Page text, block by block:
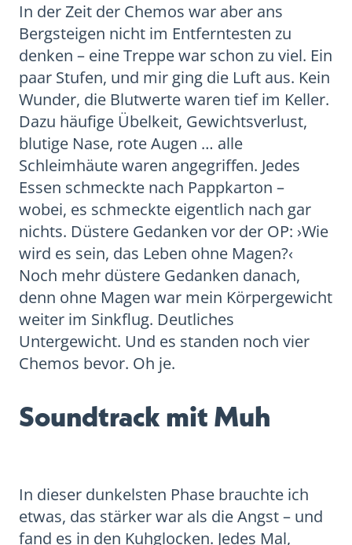
In der Zeit der Chemos war aber ans
Bergsteigen nicht im Entferntesten zu
denken – eine Treppe war schon zu viel. Ein
paar Stufen, und mir ging die Luft aus. Kein
Wunder, die Blutwerte waren tief im Keller.
Dazu häufige Übelkeit, Gewichtsverlust,
blutige Nase, rote Augen … alle
Schleimhäute waren angegriffen. Jedes
Essen schmeckte nach Pappkarton –
wobei, es schmeckte eigentlich nach gar
nichts. Düstere Gedanken vor der OP: ›Wie
wird es sein, das Leben ohne Magen?‹
Noch mehr düstere Gedanken danach,
denn ohne Magen war mein Körpergewicht
weiter im Sinkflug. Deutliches
Untergewicht. Und es standen noch vier
Chemos bevor. Oh je.
Soundtrack mit Muh
In dieser dunkelsten Phase brauchte ich
etwas, das stärker war als die Angst – und
fand es in den Kuhglocken. Jedes Mal,